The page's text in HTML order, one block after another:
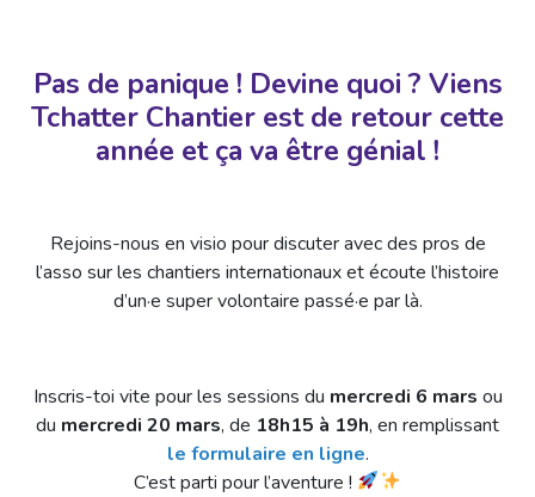
Pas de panique ! Devine quoi ? Viens
Tchatter Chantier est de retour cette
année et ça va être génial !
Rejoins-nous en visio pour discuter avec des pros de
l’asso sur les chantiers internationaux et écoute l’histoire
d’un·e super volontaire passé·e par là.
Inscris-toi vite pour les sessions du mercredi 6 mars ou
du mercredi 20 mars, de 18h15 à 19h, en remplissant
le formulaire en ligne.
C’est parti pour l’aventure !